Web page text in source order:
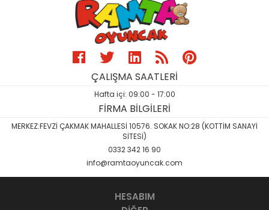
ÇALIŞMA SAATLERİ
Hafta içi: 09:00 - 17:00
FİRMA BİLGİLERİ
MERKEZ:FEVZİ ÇAKMAK MAHALLESİ 10576. SOKAK NO:28 (KOTTİM SANAYİ
SİTESİ)
0332 342 16 90
info@ramtaoyuncak.com
HESABIM